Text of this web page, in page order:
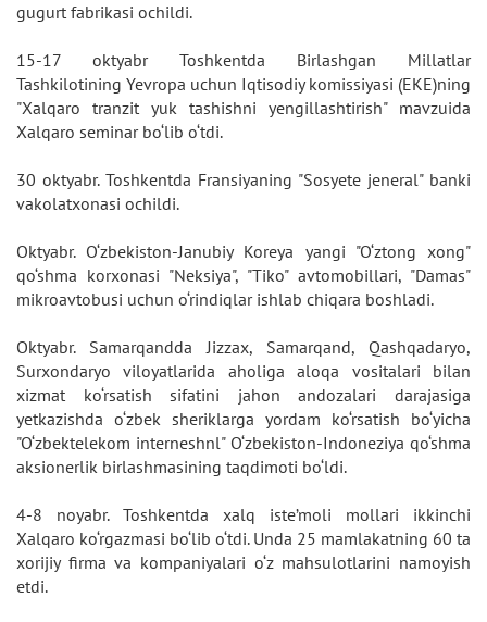
gugurt fabrikasi ochildi.
15-17 oktyabr Toshkentda Birlashgan Millatlar
Tashkilotining Yevropa uchun Iqtisodiy komissiyasi (EKE)ning
"Xalqaro tranzit yuk tashishni yengillashtirish" mavzuida
Xalqaro seminar bo‘lib o‘tdi.
30 oktyabr. Toshkentda Fransiyaning "Sosyete jeneral" banki
vakolatxonasi ochildi.
Oktyabr. O‘zbekiston-Janubiy Koreya yangi "O‘ztong xong"
qo‘shma korxonasi "Neksiya", "Tiko" avtomobillari, "Damas"
mikroavtobusi uchun o‘rindiqlar ishlab chiqara boshladi.
Oktyabr. Samarqandda Jizzax, Samarqand, Qashqadaryo,
Surxondaryo viloyatlarida aholiga aloqa vositalari bilan
xizmat ko‘rsatish sifatini jahon andozalari darajasiga
yetkazishda o‘zbek sheriklarga yordam ko‘rsatish bo‘yicha
"O‘zbektelekom interneshnl" O‘zbekiston-Indoneziya qo‘shma
aksionerlik birlashmasining taqdimoti bo‘ldi.
4-8 noyabr. Toshkentda xalq iste’moli mollari ikkinchi
Xalqaro ko‘rgazmasi bo‘lib o‘tdi. Unda 25 mamlakatning 60 ta
xorijiy firma va kompaniyalari o‘z mahsulotlarini namoyish
etdi.